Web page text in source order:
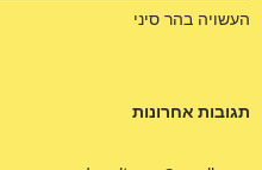
העשויה בהר סיני
תגובות אחרונות